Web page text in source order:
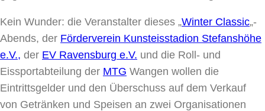
Kein Wunder: die Veranstalter dieses „Winter Classic„-
Abends, der Förderverein Kunsteisstadion Stefanshöhe
e.V., der EV Ravensburg e.V. und die Roll- und
Eissportabteilung der MTG Wangen wollen die
Eintrittsgelder und den Überschuss auf dem Verkauf
von Getränken und Speisen an zwei Organisationen